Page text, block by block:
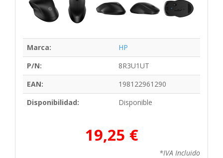
Marca:
HP
P/N:
8R3U1UT
EAN:
198122961290
Disponibilidad:
Disponible
19,25 €
*IVA Incluido